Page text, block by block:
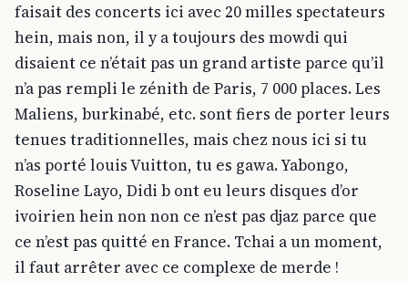
faisait des concerts ici avec 20 milles spectateurs
hein, mais non, il y a toujours des mowdi qui
disaient ce n’était pas un grand artiste parce qu’il
n’a pas rempli le zénith de Paris, 7 000 places. Les
Maliens, burkinabé, etc. sont fiers de porter leurs
tenues traditionnelles, mais chez nous ici si tu
n’as porté louis Vuitton, tu es gawa. Yabongo,
Roseline Layo, Didi b ont eu leurs disques d’or
ivoirien hein non non ce n’est pas djaz parce que
ce n’est pas quitté en France. Tchai a un moment,
il faut arrêter avec ce complexe de merde !